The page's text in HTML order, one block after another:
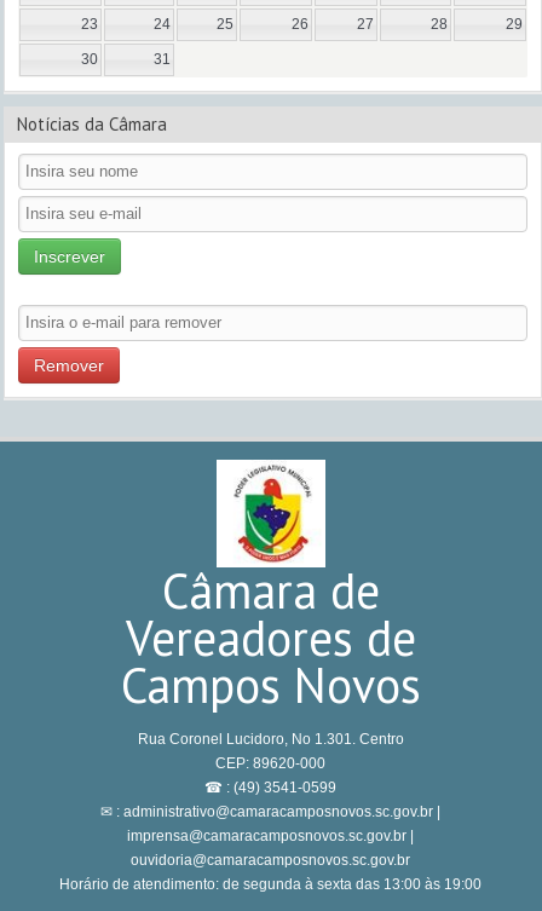
23 24 25 26 27 28 29
30 31
Notícias da Câmara
Inscrever
Remover
Câmara de
Vereadores de
Campos Novos
Rua Coronel Lucidoro, No 1.301. Centro
CEP: 89620-000
☎ : (49) 3541-0599
✉ : administrativo@camaracamposnovos.sc.gov.br |
imprensa@camaracamposnovos.sc.gov.br |
ouvidoria@camaracamposnovos.sc.gov.br
Horário de atendimento: de segunda à sexta das 13:00 às 19:00